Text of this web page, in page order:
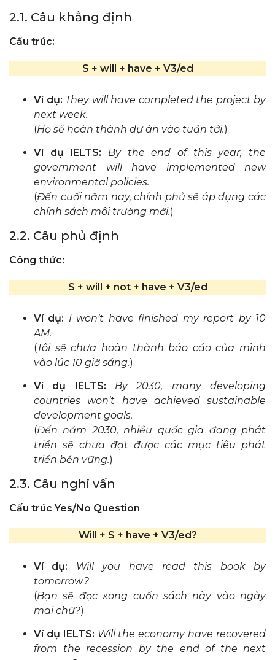
2.1. Câu khẳng định
Cấu trúc:
S + will + have + V3/ed
Ví dụ: They will have completed the project by
next week.
(Họ sẽ hoàn thành dự án vào tuần tới.)
Ví dụ IELTS: By the end of this year, the
government will have implemented new
environmental policies.
(Đến cuối năm nay, chính phủ sẽ áp dụng các
chính sách môi trường mới.)
2.2. Câu phủ định
Công thức:
S + will + not + have + V3/ed
Ví dụ: I won’t have finished my report by 10
AM.
(Tôi sẽ chưa hoàn thành báo cáo của mình
vào lúc 10 giờ sáng.)
Ví dụ IELTS: By 2030, many developing
countries won’t have achieved sustainable
development goals.
(Đến năm 2030, nhiều quốc gia đang phát
triển sẽ chưa đạt được các mục tiêu phát
triển bền vững.)
2.3. Câu nghi vấn
Cấu trúc Yes/No Question
Will + S + have + V3/ed?
Ví dụ: Will you have read this book by
tomorrow?
(Bạn sẽ đọc xong cuốn sách này vào ngày
mai chứ?)
Ví dụ IELTS: Will the economy have recovered
from the recession by the end of the next